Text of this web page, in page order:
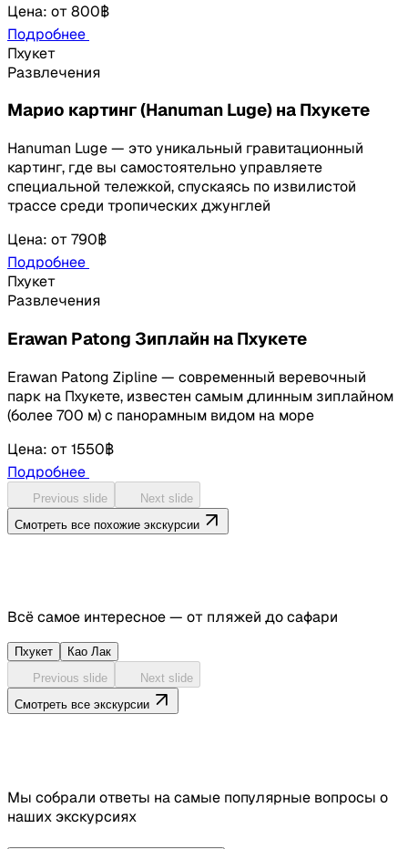
Цена: от800฿
Подробнее
Пхукет
Развлечения
Марио картинг (Hanuman Luge) на Пхукете
Hanuman Luge — это уникальный гравитационный
картинг, где вы самостоятельно управляете
специальной тележкой, спускаясь по извилистой
трассе среди тропических джунглей
Цена: от790฿
Подробнее
Пхукет
Развлечения
Erawan Patong Зиплайн на Пхукете
Erawan Patong Zipline — современный веревочный
парк на Пхукете, известен самым длинным зиплайном
(более 700 м) с панорамным видом на море
Цена: от1550฿
Подробнее
Previous slide
Next slide
Смотреть все похожие экскурсии
Всё самое интересное — от пляжей до сафари
Пхукет
Као Лак
Previous slide
Next slide
Смотреть все экскурсии
Мы собрали ответы на самые популярные вопросы о
наших экскурсиях